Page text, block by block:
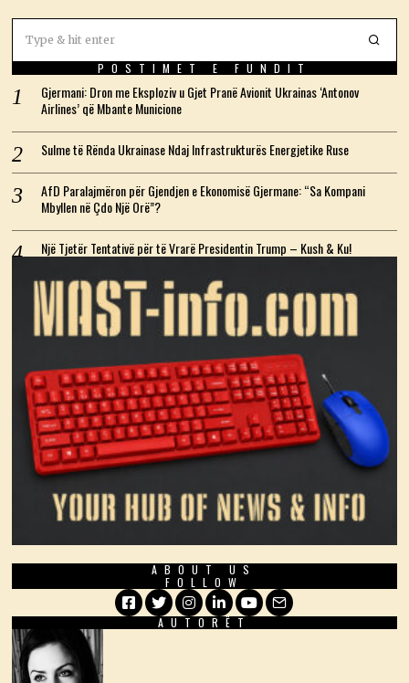
POSTIMET E FUNDIT
Gjermani: Dron me Eksploziv u Gjet Pranë Avionit Ukrainas ‘Antonov
Airlines’ që Mbante Municione
Sulme të Rënda Ukrainase Ndaj Infrastrukturës Energjetike Ruse
AfD Paralajmëron për Gjendjen e Ekonomisë Gjermane: “Sa Kompani
Mbyllen në Çdo Një Orë”?
Një Tjetër Tentativë për të Vrarë Presidentin Trump – Kush & Ku!
ABOUT US
FOLLOW
Facebook
TwitterInstagram
LinkedIn
YouTube
Email
AUTORËT